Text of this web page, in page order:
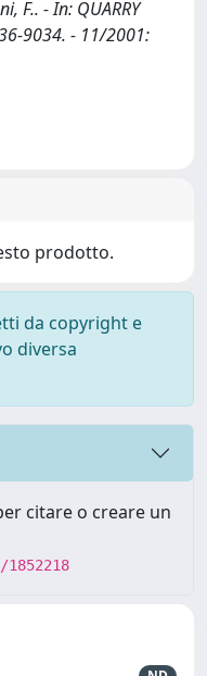
F.. - In: QUARRY
9034. - 11/2001:
prodotto.
da copyright e
diversa
citare o creare un